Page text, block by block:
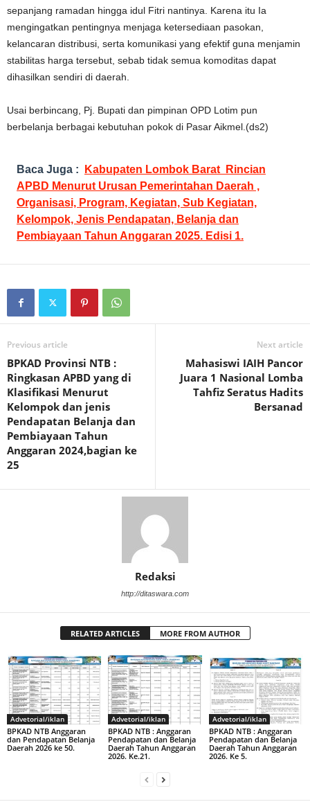
sepanjang ramadan hingga idul Fitri nantinya. Karena itu Ia
mengingatkan pentingnya menjaga ketersediaan pasokan,
kelancaran distribusi, serta komunikasi yang efektif guna menjamin
stabilitas harga tersebut, sebab tidak semua komoditas dapat
dihasilkan sendiri di daerah.
Usai berbincang, Pj. Bupati dan pimpinan OPD Lotim pun
berbelanja berbagai kebutuhan pokok di Pasar Aikmel.(ds2)
Baca Juga :
Kabupaten Lombok Barat Rincian
APBD Menurut Urusan Pemerintahan Daerah ,
Organisasi, Program, Kegiatan, Sub Kegiatan,
Kelompok, Jenis Pendapatan, Belanja dan
Pembiayaan Tahun Anggaran 2025. Edisi 1.
Previous article
BPKAD Provinsi NTB :
Ringkasan APBD yang di
Klasifikasi Menurut
Kelompok dan jenis
Pendapatan Belanja dan
Pembiayaan Tahun
Anggaran 2024,bagian ke
25
Next article
Mahasiswi IAIH Pancor
Juara 1 Nasional Lomba
Tahfiz Seratus Hadits
Bersanad
Redaksi
http://ditaswara.com
RELATED ARTICLES MORE FROM AUTHOR
Advetorial/iklan
BPKAD NTB Anggaran
dan Pendapatan Belanja
Daerah 2026 ke 50.
Advetorial/iklan
BPKAD NTB : Anggaran
Pendapatan dan Belanja
Daerah Tahun Anggaran
2026. Ke.21.
Advetorial/iklan
BPKAD NTB : Anggaran
Pendapatan dan Belanja
Daerah Tahun Anggaran
2026. Ke 5.